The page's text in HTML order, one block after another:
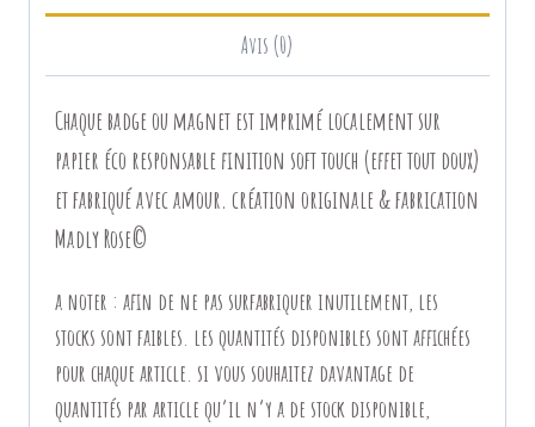
Avis (0)
Chaque badge ou magnet est imprimé localement sur
papier éco responsable finition soft touch (effet tout doux)
et fabriqué avec amour. création originale & fabrication
Madly Rose©
a noter : afin de ne pas surfabriquer inutilement, les
stocks sont faibles. les quantités disponibles sont affichées
pour chaque article. si vous souhaitez davantage de
quantités par article qu’il n’y a de stock disponible,